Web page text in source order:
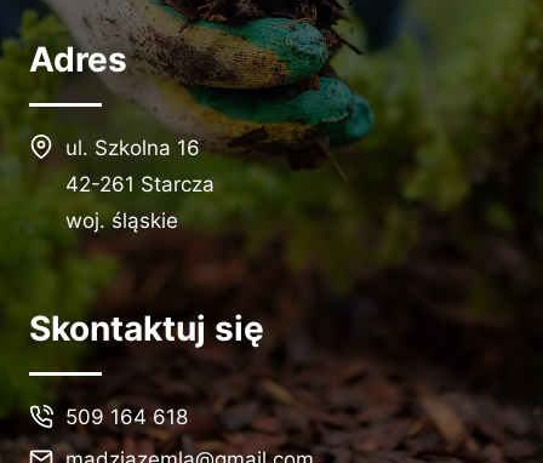
Adres
ul. Szkolna 16
42-261 Starcza
woj. śląskie
Skontaktuj się
509 164 618